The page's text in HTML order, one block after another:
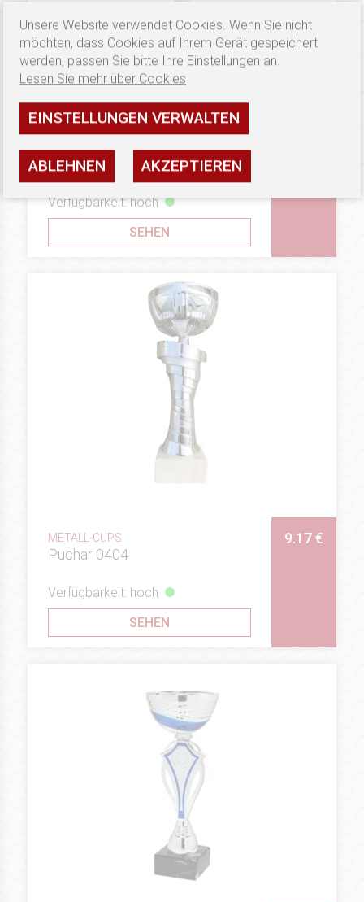
METALL-CUPS
Puchar G24379
Verfügbarkeit: hoch
SEHEN
METALL-CUPS
Puchar 0404
9.17 €
Verfügbarkeit: hoch
SEHEN
Unsere Website verwendet Cookies. Wenn Sie nicht
möchten, dass Cookies auf Ihrem Gerät gespeichert
werden, passen Sie bitte Ihre Einstellungen an.
Lesen Sie mehr über Cookies
EINSTELLUNGEN VERWALTEN
ABLEHNEN AKZEPTIEREN